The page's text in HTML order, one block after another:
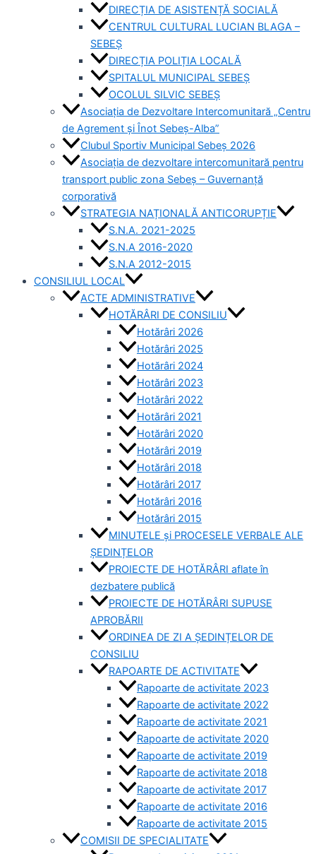
DIRECȚIA DE ASISTENȚĂ SOCIALĂ
CENTRUL CULTURAL LUCIAN BLAGA –
SEBEȘ
DIRECȚIA POLIȚIA LOCALĂ
SPITALUL MUNICIPAL SEBEȘ
OCOLUL SILVIC SEBEȘ
Asociația de Dezvoltare Intercomunitară „Centru
de Agrement și Înot Sebeș-Alba”
Clubul Sportiv Municipal Sebeș 2026
Asociația de dezvoltare intercomunitară pentru
transport public zona Sebeș – Guvernanță
corporativă
STRATEGIA NAȚIONALĂ ANTICORUPȚIE
S.N.A. 2021-2025
S.N.A 2016-2020
S.N.A 2012-2015
CONSILIUL LOCAL
ACTE ADMINISTRATIVE
HOTĂRÂRI DE CONSILIU
Hotărâri 2026
Hotărâri 2025
Hotărâri 2024
Hotărâri 2023
Hotărâri 2022
Hotărâri 2021
Hotărâri 2020
Hotărâri 2019
Hotărâri 2018
Hotărâri 2017
Hotărâri 2016
Hotărâri 2015
MINUTELE și PROCESELE VERBALE ALE
ȘEDINȚELOR
PROIECTE DE HOTĂRÂRI aflate în
dezbatere publică
PROIECTE DE HOTĂRÂRI SUPUSE
APROBĂRII
ORDINEA DE ZI A ȘEDINȚELOR DE
CONSILIU
RAPOARTE DE ACTIVITATE
Rapoarte de activitate 2023
Rapoarte de activitate 2022
Rapoarte de activitate 2021
Rapoarte de activitate 2020
Rapoarte de activitate 2019
Rapoarte de activitate 2018
Rapoarte de activitate 2017
Rapoarte de activitate 2016
Rapoarte de activitate 2015
COMISII DE SPECIALITATE